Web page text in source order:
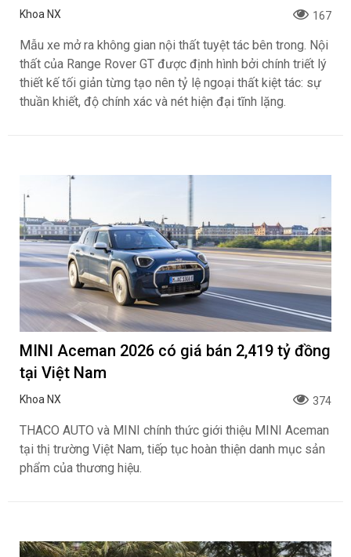
Xem trước Range Rover GT sẽ ra mắt vào
cuối năm 2026
Khoa NX 167
Mẫu xe mở ra không gian nội thất tuyệt tác bên trong. Nội
thất của Range Rover GT được định hình bởi chính triết lý
thiết kế tối giản từng tạo nên tỷ lệ ngoại thất kiệt tác: sự
thuần khiết, độ chính xác và nét hiện đại tĩnh lặng.